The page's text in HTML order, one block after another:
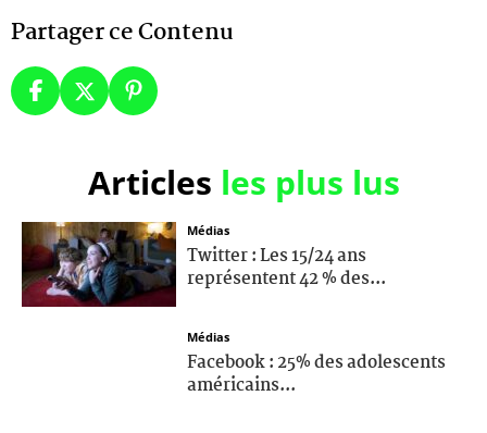
Partager ce Contenu
Articles les plus lus
Médias
Twitter : Les 15/24 ans
représentent 42 % des...
Médias
Facebook : 25% des adolescents
américains...